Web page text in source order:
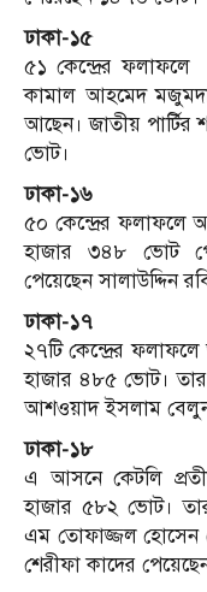
ঢাকা-১৫
৫১ কেন্দ্রের ফলাফলে
কামাল আহমেদ
আছেন। জাতীয়
ভোট।
ঢাকা-১৬
৫০ কেন্দ্রের ফলাফলে
হাজার ৩৪৮ ভোট
পেয়েছেন সালাউদ্দিন
ঢাকা-১৭
২৭টি কেন্দ্রের
হাজার ৪৮৫ ভোট। তার
আশওয়াদ ইসলাম বেলুন
ঢাকা-১৮
এ আসনে কেটলি
হাজার ৫৮২ ভোট। তার
এম তোফাজ্জল
শেরীফা কাদের